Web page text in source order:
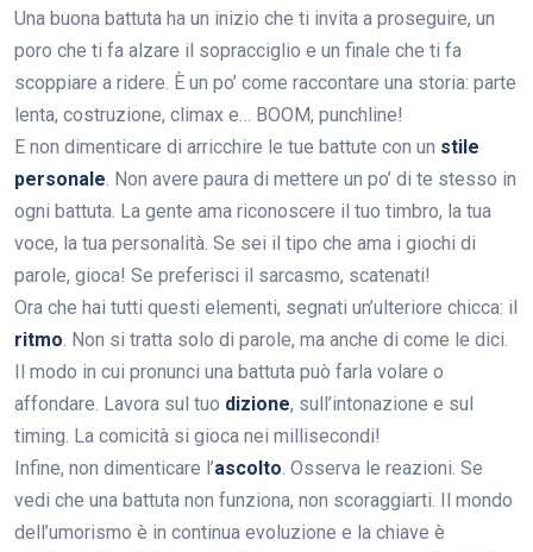
Una buona battuta ha un inizio che ti invita a proseguire, un
poro che ti fa alzare il sopracciglio e un finale che ti fa
scoppiare a ridere. È un po’ come raccontare una storia: parte
lenta, costruzione, climax e… BOOM, punchline!
E non dimenticare di arricchire le tue battute con un stile
personale. Non avere paura di mettere un po’ di te stesso in
ogni battuta. La gente ama riconoscere il tuo timbro, la tua
voce, la tua personalità. Se sei il tipo che ama i giochi di
parole, gioca! Se preferisci il sarcasmo, scatenati!
Ora che hai tutti questi elementi, segnati un’ulteriore chicca: il
ritmo. Non si tratta solo di parole, ma anche di come le dici.
Il modo in cui pronunci una battuta può farla volare o
affondare. Lavora sul tuo dizione, sull’intonazione e sul
timing. La comicità si gioca nei millisecondi!
Infine, non dimenticare l’ascolto. Osserva le reazioni. Se
vedi che una battuta non funziona, non scoraggiarti. Il mondo
dell’umorismo è in continua evoluzione e la chiave è